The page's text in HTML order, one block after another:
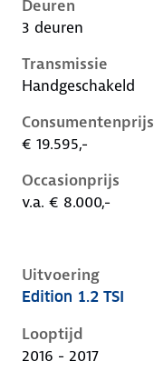
Deuren
3 deuren
Transmissie
Handgeschakeld
Consumentenprijs
€ 19.595,-
Occasionprijs
v.a. € 8.000,-
Uitvoering
Volkswagen Golf
Edition 1.2 TSI
Looptijd
2016 - 2017